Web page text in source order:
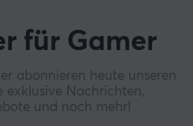
für Gamer
abonnieren heute unseren
exklusive Nachrichten,
und noch mehr!